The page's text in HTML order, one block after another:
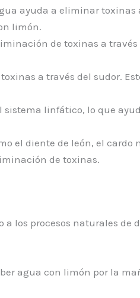
ayuda a eliminar toxinas
limón.
de toxinas a través
a través del sudor.
linfático, lo que
el diente de león, el cardo
de toxinas.
los procesos naturales de
agua con limón por la